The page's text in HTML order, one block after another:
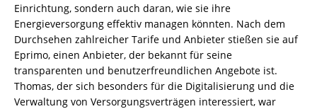
Einrichtung, sondern auch daran, wie sie ihre
Energieversorgung effektiv managen könnten. Nach dem
Durchsehen zahlreicher Tarife und Anbieter stießen sie auf
Eprimo, einen Anbieter, der bekannt für seine
transparenten und benutzerfreundlichen Angebote ist.
Thomas, der sich besonders für die Digitalisierung und die
Verwaltung von Versorgungsverträgen interessiert, war